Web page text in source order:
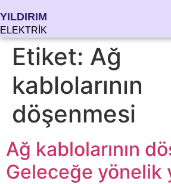
YILDIRIM
ELEKTRİK
Etiket: Ağ
kablolarının
döşenmesi
Ağ kablolarının
Geleceğe yönelik